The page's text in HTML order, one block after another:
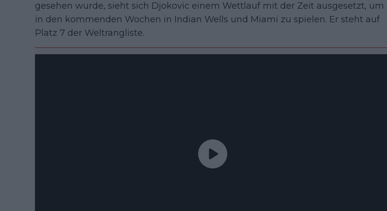
gesehen wurde, sieht sich Djokovic einem Wettlauf mit der Zeit ausgesetzt, um
in den kommenden Wochen in Indian Wells und Miami zu spielen. Er steht auf
Platz 7 der Weltrangliste.